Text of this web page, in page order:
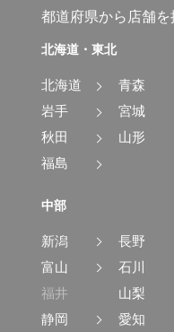
都道府県から店舗を
北海道・東北
北海道
青森
岩手
宮城
秋田
山形
福島
中部
新潟
長野
富山
石川
福井
山梨
静岡
愛知